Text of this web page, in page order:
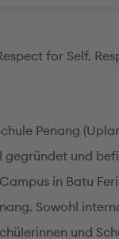
for Self.
Penang
gegründet und
in Batu
Sowohl
und